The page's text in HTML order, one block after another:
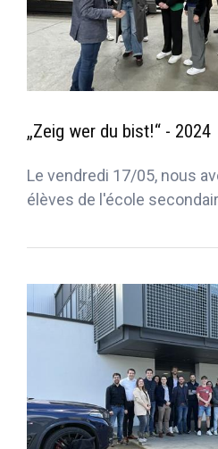
„Zeig wer du bist!“ - 2024
Le vendredi 17/05, nous
élèves de l'école